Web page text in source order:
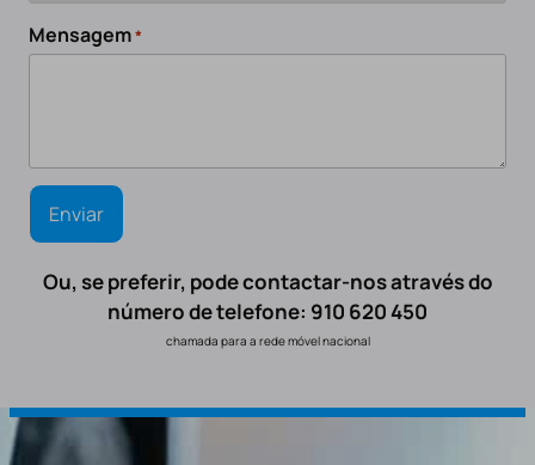
Mensagem*
Ou, se preferir, pode contactar-nos através do
número de telefone: 910 620 450
chamada para a rede móvel nacional